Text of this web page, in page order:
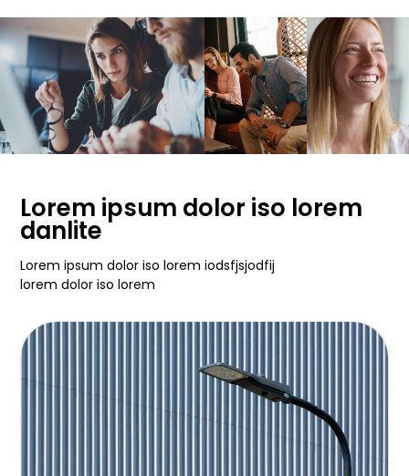
Lorem ipsum dolor iso lorem
danlite
Lorem ipsum dolor iso lorem iodsfjsjodfij
lorem dolor iso lorem